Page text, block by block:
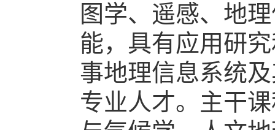
图学、遥感、地
能，具有应用研
事地理信息系统
专业人才。主干